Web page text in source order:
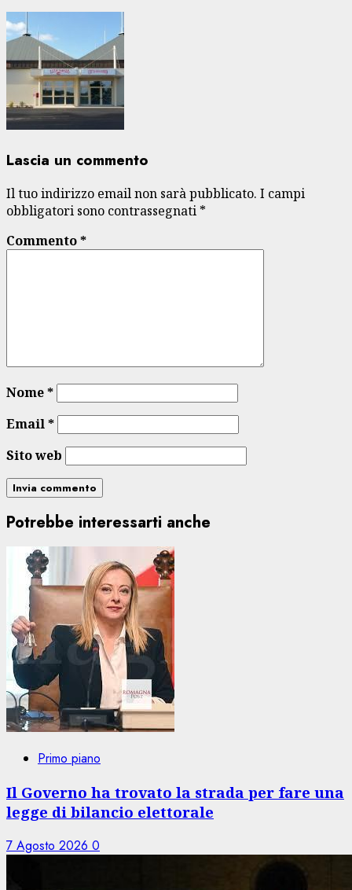
Lascia un commento
Il tuo indirizzo email non sarà pubblicato. I campi
obbligatori sono contrassegnati *
Commento*
Nome*
Email*
Sito web
Potrebbe interessarti anche
Primo piano
Il Governo ha trovato la strada per fare una
legge di bilancio elettorale
7 Agosto 2026 0